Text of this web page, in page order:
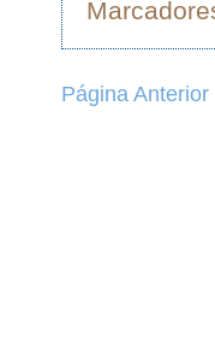
Página Anterior